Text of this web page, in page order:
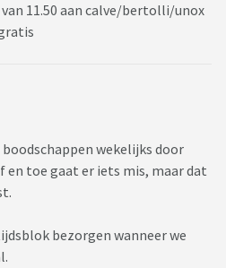
11.50 aan calve/bertolli/unox
wekelijks door
en toe gaat er iets mis, maar dat
bezorgen wanneer we